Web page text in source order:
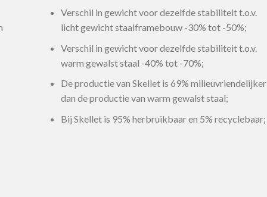
Verschil in gewicht voor dezelfde stabiliteit t.o.v.
licht gewicht staalframebouw -30% tot -50%;
Verschil in gewicht voor dezelfde stabiliteit t.o.v.
warm gewalst staal -40% tot -70%;
De productie van Skellet is 69% milieuvriendelijker
dan de productie van warm gewalst staal;
Bij Skellet is 95% herbruikbaar en 5% recyclebaar;